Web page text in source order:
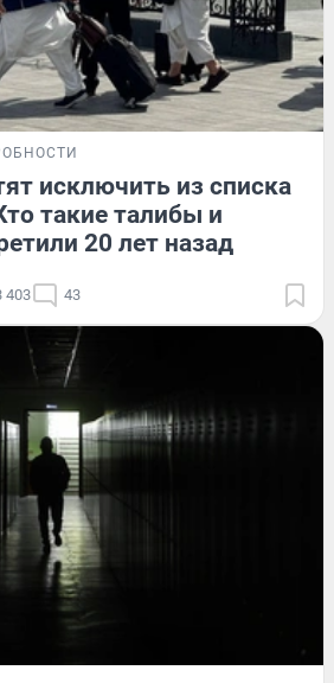
исключить из списка
такие талибы и
20 лет назад
403 43